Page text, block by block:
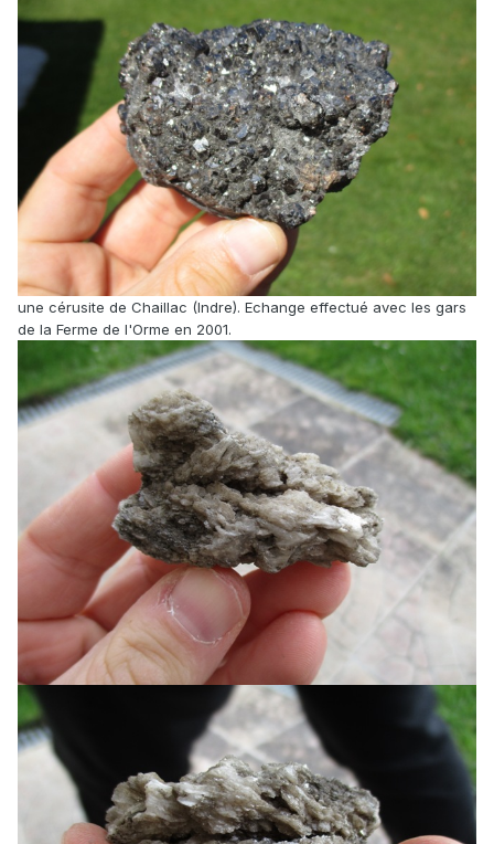
une cérusite de Chaillac (Indre). Echange effectué avec les gars
de la Ferme de l'Orme en 2001.